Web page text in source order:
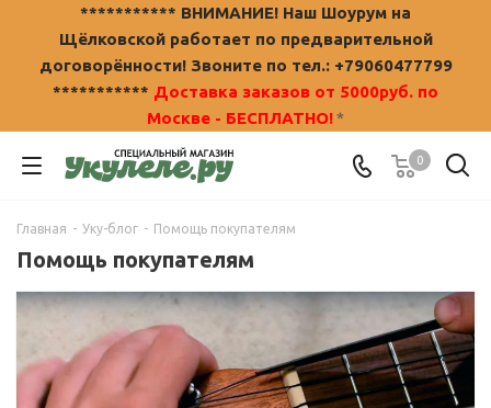
*********** ВНИМАНИЕ! Наш Шоурум на
Щёлковской работает по предварительной
договорённости! Звоните по тел.: +79060477799
*********** Доставка заказов от 5000руб. по
Москве - БЕСПЛАТНО!*
0
Главная - Уку-блог - Помощь покупателям
Помощь покупателям